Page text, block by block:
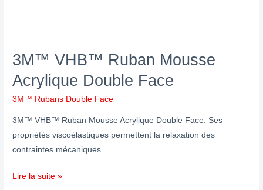
3M™ VHB™ Ruban Mousse
Acrylique Double Face
3M™ Rubans Double Face
3M™ VHB™ Ruban Mousse Acrylique Double Face. Ses
propriétés viscoélastiques permettent la relaxation des
contraintes mécaniques.
Lire la suite »